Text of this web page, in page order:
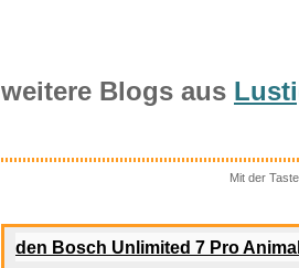
weitere Blogs aus
Mit der Taste
den Bosch Unlimited 7 Pro